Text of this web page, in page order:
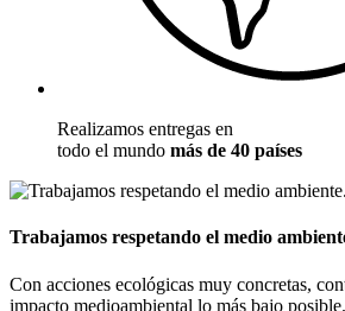
Realizamos entregas en
todo el mundo más de 40 países
Trabajamos respetando el medio
Con acciones ecológicas muy concretas,
impacto medioambiental lo más bajo posible.